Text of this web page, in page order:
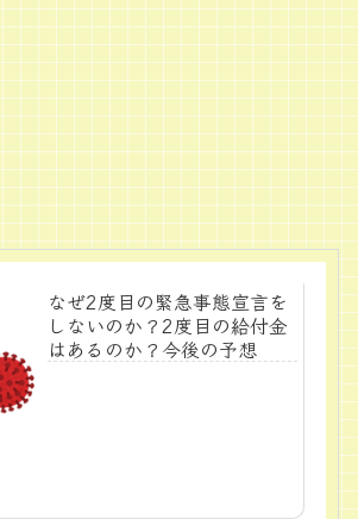
なぜ2度目の緊急事態宣言を
しないのか？2度目の給付金
はあるのか？今後の予想